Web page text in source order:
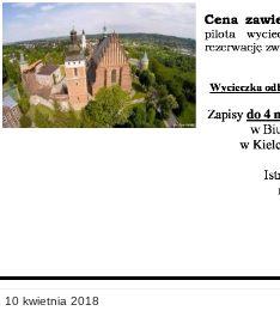
10 kwietnia 2018